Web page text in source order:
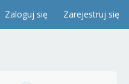
Zaloguj się Zarejestruj się